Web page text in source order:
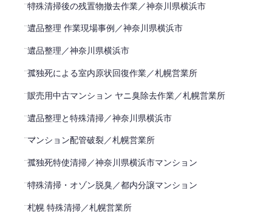
特殊清掃後の残置物撤去作業／神奈川県横浜市
遺品整理 作業現場事例／神奈川県横浜市
遺品整理／神奈川県横浜市
孤独死による室内原状回復作業／札幌営業所
販売用中古マンション ヤニ臭除去作業／札幌営業所
遺品整理と特殊清掃／神奈川県横浜市
マンション配管破裂／札幌営業所
孤独死特使清掃／神奈川県横浜市マンション
特殊清掃・オゾン脱臭／都内分譲マンション
札幌 特殊清掃／札幌営業所